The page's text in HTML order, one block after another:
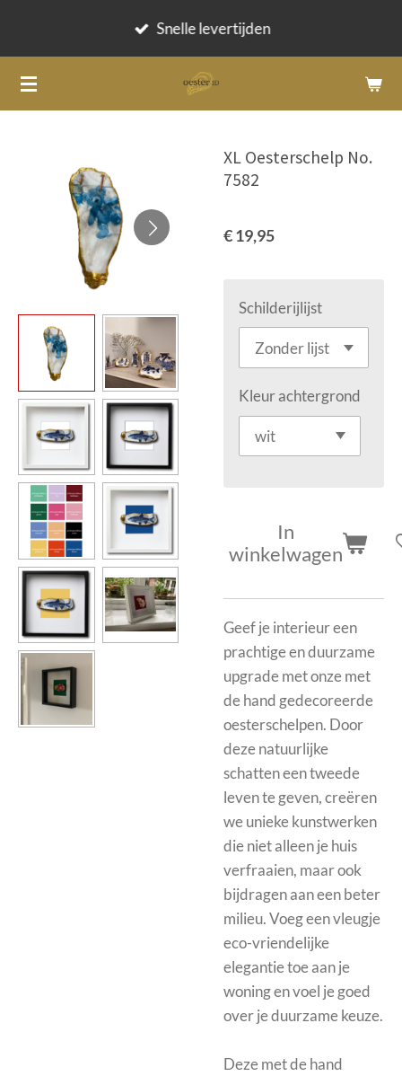
de
Snelle levertijden
XL Oesterschelp No.
7582
€ 19,95
Schilderijlijst
Kleur achtergrond
In
winkelwagen
Geef je interieur een
prachtige en duurzame
upgrade met onze met
de hand gedecoreerde
oesterschelpen. Door
deze natuurlijke
schatten een tweede
leven te geven, creëren
we unieke kunstwerken
die niet alleen je huis
verfraaien, maar ook
bijdragen aan een beter
milieu. Voeg een vleugje
eco-vriendelijke
elegantie toe aan je
woning en voel je goed
over je duurzame keuze.
Deze met de hand